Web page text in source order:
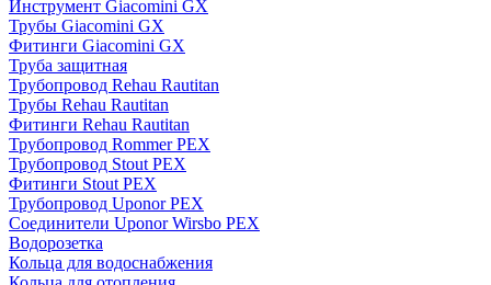
Инструмент Giacomini GX
Трубы Giacomini GX
Фитинги Giacomini GX
Труба защитная
Трубопровод Rehau Rautitan
Трубы Rehau Rautitan
Фитинги Rehau Rautitan
Трубопровод Rommer PEX
Трубопровод Stout PEX
Фитинги Stout PEX
Трубопровод Uponor PEX
Соединители Uponor Wirsbo PEX
Водорозетка
Кольца для водоснабжения